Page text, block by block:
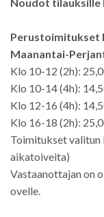
Perustoimitukset
Maanantai-
Klo 10-12 (2h):
Klo 10-14 (4h):
Klo 12-16 (4h):
Klo 16-18 (2h):
Toimitukset valitun
aikatoiveita)
Vastaanottajan on
ovelle.